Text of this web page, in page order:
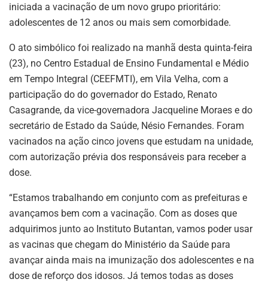
iniciada a vacinação de um novo grupo prioritário:
adolescentes de 12 anos ou mais sem comorbidade.
O ato simbólico foi realizado na manhã desta quinta-feira
(23), no Centro Estadual de Ensino Fundamental e Médio
em Tempo Integral (CEEFMTI), em Vila Velha, com a
participação do do governador do Estado, Renato
Casagrande, da vice-governadora Jacqueline Moraes e do
secretário de Estado da Saúde, Nésio Fernandes. Foram
vacinados na ação cinco jovens que estudam na unidade,
com autorização prévia dos responsáveis para receber a
dose.
“Estamos trabalhando em conjunto com as prefeituras e
avançamos bem com a vacinação. Com as doses que
adquirimos junto ao Instituto Butantan, vamos poder usar
as vacinas que chegam do Ministério da Saúde para
avançar ainda mais na imunização dos adolescentes e na
dose de reforço dos idosos. Já temos todas as doses